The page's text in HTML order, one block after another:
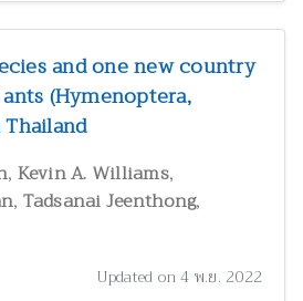
and one new country
(Hymenoptera,
, Kevin A. Williams,
, Tadsanai Jeenthong,
Updated on 4 พ.ย. 2022